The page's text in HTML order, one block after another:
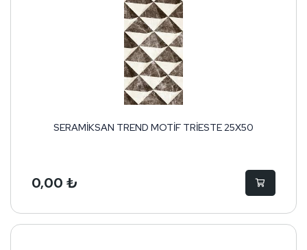
SERAMİKSAN TREND MOTİF TRİESTE 25X50
0,00 ₺